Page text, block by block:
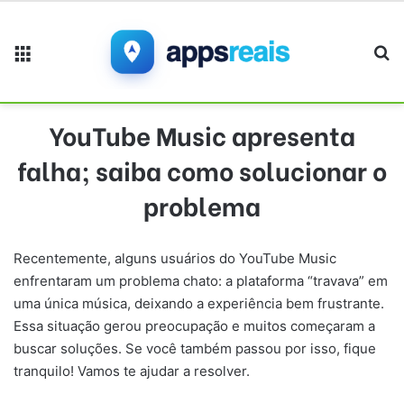
YouTube Music apresenta
falha; saiba como solucionar o
problema
Recentemente, alguns usuários do YouTube Music
enfrentaram um problema chato: a plataforma “travava” em
uma única música, deixando a experiência bem frustrante.
Essa situação gerou preocupação e muitos começaram a
buscar soluções. Se você também passou por isso, fique
tranquilo! Vamos te ajudar a resolver.